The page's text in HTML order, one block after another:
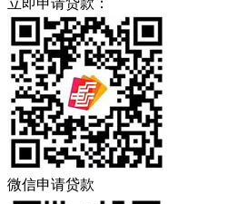
立即申请贷款：
微信申请贷款